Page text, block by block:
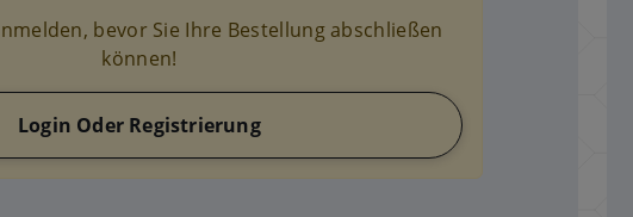
bevor Sie Ihre Bestellung abschließen
können!
Login Oder Registrierung